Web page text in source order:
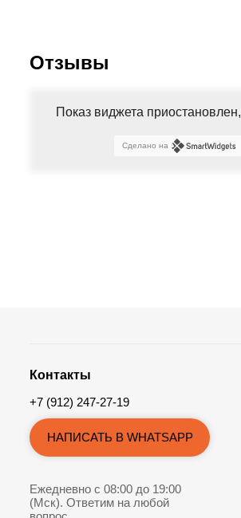
Отзывы
Показ виджета приостановлен,
Сделано на
Контакты
+7 (912) 247-27-19
НАПИСАТЬ В WHATSAPP
Ежедневно с 08:00 до 19:00
(Мск). Ответим на любой